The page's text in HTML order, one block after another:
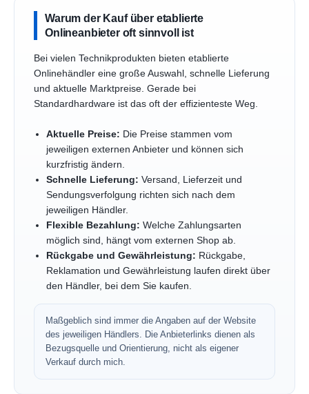
Warum der Kauf über etablierte
Onlineanbieter oft sinnvoll ist
Bei vielen Technikprodukten bieten etablierte
Onlinehändler eine große Auswahl, schnelle Lieferung
und aktuelle Marktpreise. Gerade bei
Standardhardware ist das oft der effizienteste Weg.
Aktuelle Preise: Die Preise stammen vom
jeweiligen externen Anbieter und können sich
kurzfristig ändern.
Schnelle Lieferung: Versand, Lieferzeit und
Sendungsverfolgung richten sich nach dem
jeweiligen Händler.
Flexible Bezahlung: Welche Zahlungsarten
möglich sind, hängt vom externen Shop ab.
Rückgabe und Gewährleistung: Rückgabe,
Reklamation und Gewährleistung laufen direkt über
den Händler, bei dem Sie kaufen.
Maßgeblich sind immer die Angaben auf der Website
des jeweiligen Händlers. Die Anbieterlinks dienen als
Bezugsquelle und Orientierung, nicht als eigener
Verkauf durch mich.